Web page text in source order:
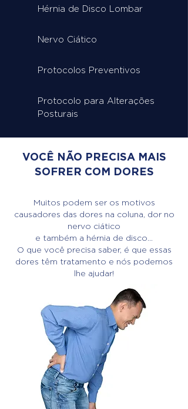
Hérnia de Disco Lombar
Nervo Ciático
Protocolos Preventivos
Protocolo para Alterações
Posturais
VOCÊ NÃO PRECISA MAIS
SOFRER COM DORES
Muitos podem ser os motivos
causadores das dores na coluna, dor no
nervo ciático
e também a hérnia de disco...
O que você precisa saber, é que essas
dores têm tratamento e nós podemos
lhe ajudar!